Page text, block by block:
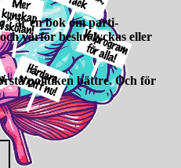
är en bok om parti-
varför beslut lyckas eller
politiken bättre. Och för